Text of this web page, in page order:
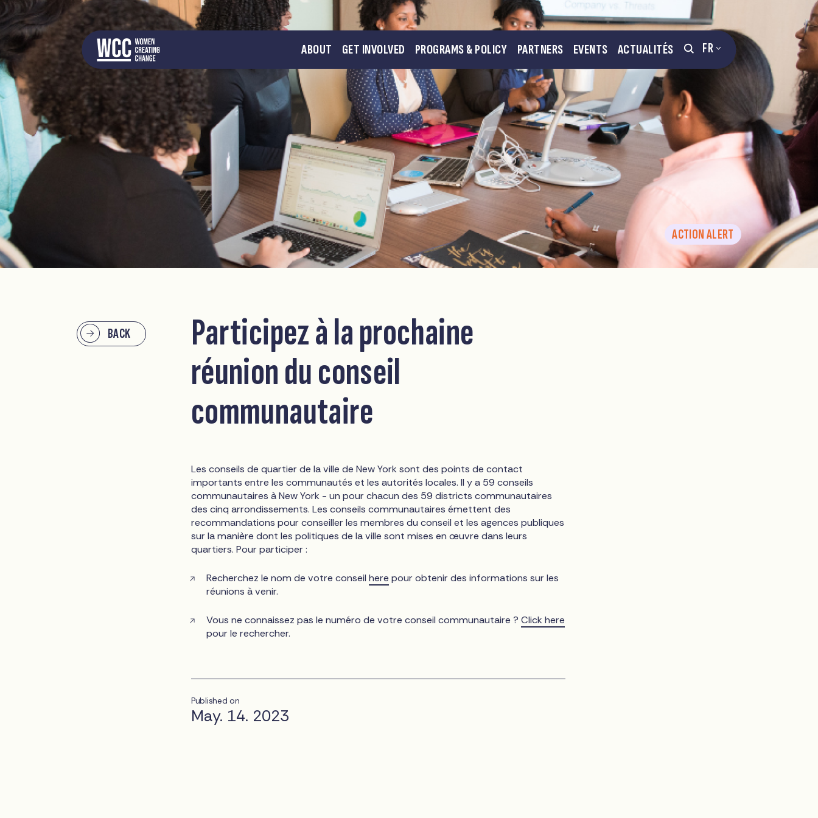
FR
ABOUT GET INVOLVED PROGRAMS & POLICY PARTNERS EVENTS ACTUALITÉS
ACTION ALERT
BACK
Participez à la prochaine
réunion du conseil
communautaire
Les conseils de quartier de la ville de New York sont des points de contact
importants entre les communautés et les autorités locales. Il y a 59 conseils
communautaires à New York - un pour chacun des 59 districts communautaires
des cinq arrondissements. Les conseils communautaires émettent des
recommandations pour conseiller les membres du conseil et les agences publiques
sur la manière dont les politiques de la ville sont mises en œuvre dans leurs
quartiers. Pour participer :
Recherchez le nom de votre conseilhere pour obtenir des informations sur les
réunions à venir.
Vous ne connaissez pas le numéro de votre conseil communautaire ?Click here
pour le rechercher.
Published on
May. 14. 2023